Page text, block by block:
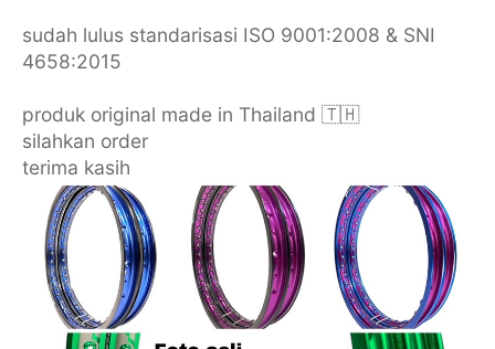
sudah lulus standarisasi ISO 9001:2008 & SNI
4658:2015
produk original made in Thailand 🇹🇭
silahkan order
terima kasih